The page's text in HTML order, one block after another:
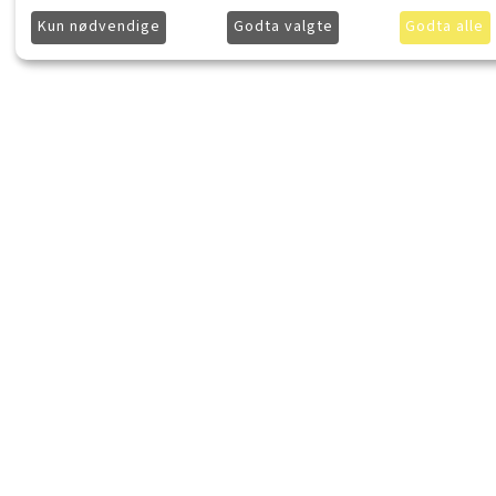
Kun nødvendige Godta valgte Godta alle